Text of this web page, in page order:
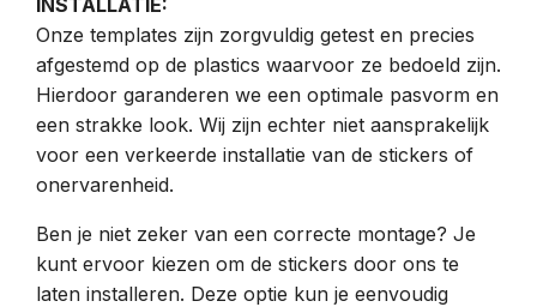
Onze templates zijn zorgvuldig getest en precies
afgestemd op de plastics waarvoor ze bedoeld zijn.
Hierdoor garanderen we een optimale pasvorm en
een strakke look. Wij zijn echter niet aansprakelijk
voor een verkeerde installatie van de stickers of
onervarenheid.
Ben je niet zeker van een correcte montage? Je
kunt ervoor kiezen om de stickers door ons te
laten installeren. Deze optie kun je eenvoudig